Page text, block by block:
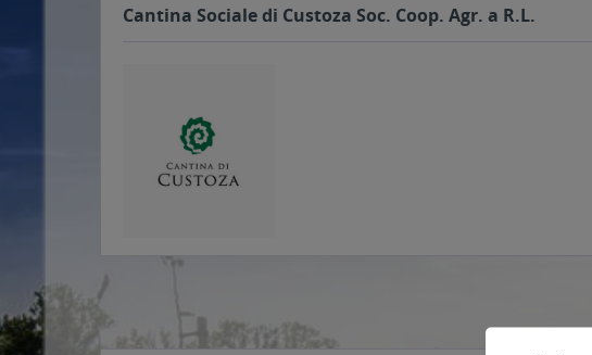
Cantina Sociale di Custoza Soc. Coop. Agr. a R.L.